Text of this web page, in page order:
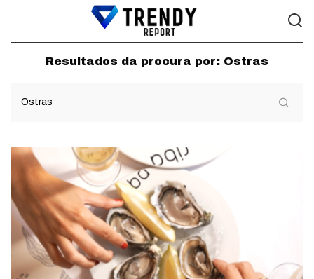
Resultados da procura por: Ostras